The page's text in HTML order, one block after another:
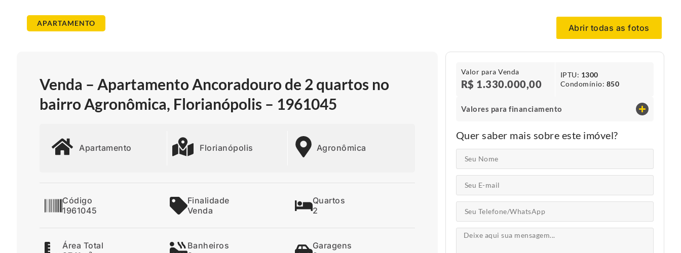
APARTAMENTO Abrir todas as fotos
Venda – Apartamento Ancoradouro de 2 quartos no
bairro Agronômica, Florianópolis – 1961045
Apartamento Florianópolis Agronômica
Código
1961045
Finalidade
Venda
Quartos
2
Área Total
Banheiros
Garagens
Valor para Venda
R$ 1.330.000,00
IPTU​: 1300
Condomínio​: 850
Valores para financiamento
Quer saber mais sobre este imóvel?